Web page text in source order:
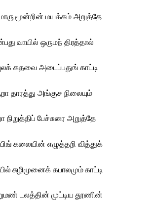
மூன்றின் மயக்கம் அறுத்தே
வாயில் ஒருமந் திரத்தால்
கதவை அடைப்பதுங் காட்டி
தாரத்து அங்குச நிலையும்
நிறுத்திப் பேச்சுரை அறுத்தே
கலையின் எழுத்தறி வித்துக்
சுழிமுனைக் கபாலமும் காட்டி
டலத்தின் முட்டிய தூணின்